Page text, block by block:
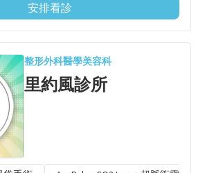
安排看診
整形外科醫學美容科
里約風診所